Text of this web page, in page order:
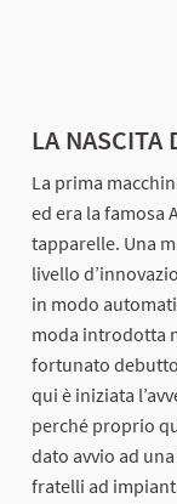
LA NASCITA
La prima
ed era la famosa
tapparelle. Una
livello
in modo
moda introdotta
fortunato debutto
qui è iniziata
perché proprio
dato avvio ad
fratelli ad